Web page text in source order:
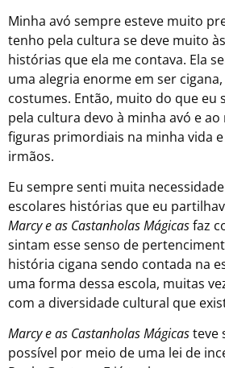
Minha avó sempre esteve muito
tenho pela cultura se deve muito
histórias que ela me contava. Ela
uma alegria enorme em ser
costumes. Então, muito do que eu
pela cultura devo à minha avó e ao
figuras primordiais na minha vida
irmãos.
Eu sempre senti muita
escolares histórias que eu
Marcy e as Castanholas Mágicasfaz
sintam esse senso de
história cigana sendo contada na
uma forma dessa escola, muitas
com a diversidade cultural que
Marcy e as Castanholas Mágicasteve
possível por meio de uma lei de